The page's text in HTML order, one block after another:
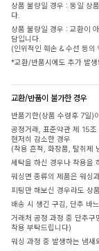
상품 불량일 경우 : 동일 상
다.
상품 불량일 경우 : 교환이
담입니다.
(인위적인 훼손 & 수선 등의
*교환/반품시에도 추가 발
교환/반품이 불가한 경우
반품기한(상품 수령후 7일)
공정거래, 표준약관 제 15
현저히 감소한 경우
(착용 흔적, 화장품, 탈취제
세탁을 하신 경우나 착용을
워싱면 종류의 제품은 워싱
피팅만 해보신 경우라도 상
배송 시 생긴 구김, 단추 바
거래처 공정 과정 중 단추구
착용 부탁드립니다)
워싱 과정 중 발생하는 냄새